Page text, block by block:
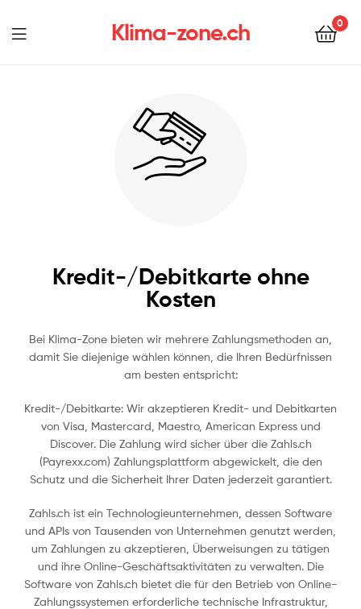
Klima-zone.ch 0
Kredit-/Debitkarte ohne
Kosten
Bei Klima-Zone bieten wir mehrere Zahlungsmethoden an,
damit Sie diejenige wählen können, die Ihren Bedürfnissen
am besten entspricht:
Kredit-/Debitkarte: Wir akzeptieren Kredit- und Debitkarten
von Visa, Mastercard, Maestro, American Express und
Discover. Die Zahlung wird sicher über die Zahls.ch
(Payrexx.com) Zahlungsplattform abgewickelt, die den
Schutz und die Sicherheit Ihrer Daten jederzeit garantiert.
Zahls.ch ist ein Technologieunternehmen, dessen Software
und APIs von Tausenden von Unternehmen genutzt werden,
um Zahlungen zu akzeptieren, Überweisungen zu tätigen
und ihre Online-Geschäftsaktivitäten zu verwalten. Die
Software von Zahls.ch bietet die für den Betrieb von Online-
Zahlungssystemen erforderliche technische Infrastruktur,